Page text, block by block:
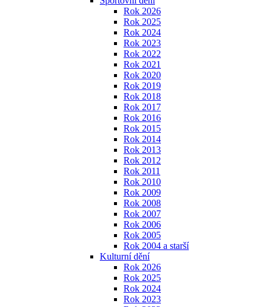
Rok 2026
Rok 2025
Rok 2024
Rok 2023
Rok 2022
Rok 2021
Rok 2020
Rok 2019
Rok 2018
Rok 2017
Rok 2016
Rok 2015
Rok 2014
Rok 2013
Rok 2012
Rok 2011
Rok 2010
Rok 2009
Rok 2008
Rok 2007
Rok 2006
Rok 2005
Rok 2004 a starší
Kulturní dění
Rok 2026
Rok 2025
Rok 2024
Rok 2023